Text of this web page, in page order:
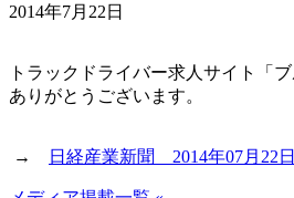
2014年7月22日
トラックドライバー求人サイト「
ありがとうございます。
→ 日経産業新聞 2014年07月22